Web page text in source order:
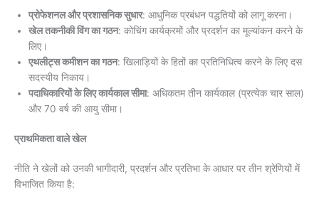
प्रोफेशनल और प्रशासनिक सुधार: आधुनिक प्रबंधन पद्धतियों को लागू करना।
खेल तकनीकी विंग का गठन: कोचिंग कार्यक्रमों और प्रदर्शन का मूल्यांकन करने के
लिए।
एथलीट्स कमीशन का गठन: खिलाड़ियों के हितों का प्रतिनिधित्व करने के लिए दस
सदस्यीय निकाय।
पदाधिकारियों के लिए कार्यकाल सीमा: अधिकतम तीन कार्यकाल (प्रत्येक चार साल)
और 70 वर्ष की आयु सीमा।
प्राथमिकता वाले खेल
नीति ने खेलों को उनकी भागीदारी, प्रदर्शन और प्रतिभा के आधार पर तीन श्रेणियों में
विभाजित किया है: